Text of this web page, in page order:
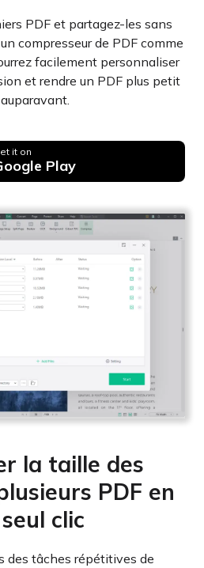
PDF et partagez-les sans
compresseur de PDF comme
facilement personnaliser
et rendre un PDF plus petit
it on
Play
la taille des
PDF en
clic
des tâches répétitives de